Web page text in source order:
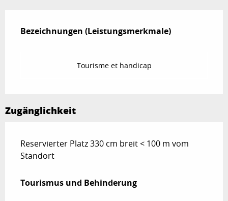
Bezeichnungen (Leistungsmerkmale)
Bezeichnungen (Leistungsmerkmale)
Tourisme et handicap
Zugänglichkeit
Reservierter Platz 330 cm breit < 100 m vom
Standort
Tourismus und Behinderung
Tourismus und Behinderung